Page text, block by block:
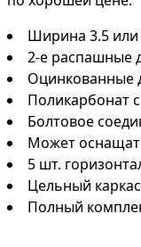
Ширина 3.5 или
2-е распашные
Оцинкованные
Поликарбонат
Болтовое
Может
5 шт.
Цельный
Полный